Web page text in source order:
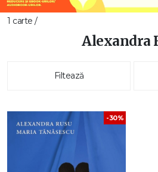
1 carte /
Alexandra
Filtează
-30%